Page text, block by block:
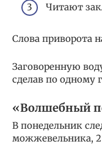
Читают
Слова приворота
Заговоренную
сделав по одному
«Волшебный
В понедельник
можжевельника,